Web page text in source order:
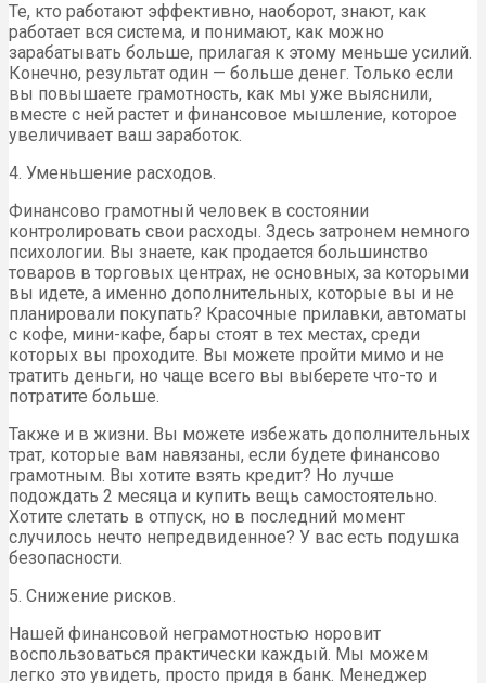
Те, кто работают эффективно, наоборот, знают, как
работает вся система, и понимают, как можно
зарабатывать больше, прилагая к этому меньше усилий.
Конечно, результат один — больше денег. Только если
вы повышаете грамотность, как мы уже выяснили,
вместе с ней растет и финансовое мышление, которое
увеличивает ваш заработок.
4. Уменьшение расходов.
Финансово грамотный человек в состоянии
контролировать свои расходы. Здесь затронем немного
психологии. Вы знаете, как продается большинство
товаров в торговых центрах, не основных, за которыми
вы идете, а именно дополнительных, которые вы и не
планировали покупать? Красочные прилавки, автоматы
с кофе, мини-кафе, бары стоят в тех местах, среди
которых вы проходите. Вы можете пройти мимо и не
тратить деньги, но чаще всего вы выберете что-то и
потратите больше.
Также и в жизни. Вы можете избежать дополнительных
трат, которые вам навязаны, если будете финансово
грамотным. Вы хотите взять кредит? Но лучше
подождать 2 месяца и купить вещь самостоятельно.
Хотите слетать в отпуск, но в последний момент
случилось нечто непредвиденное? У вас есть подушка
безопасности.
5. Снижение рисков.
Нашей финансовой неграмотностью норовит
воспользоваться практически каждый. Мы можем
легко это увидеть, просто придя в банк. Менеджер